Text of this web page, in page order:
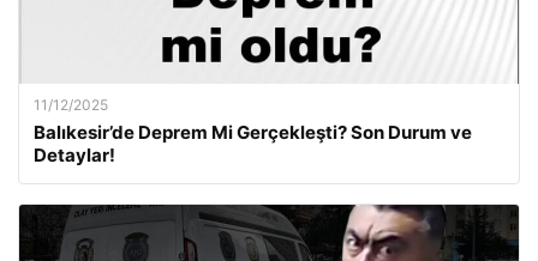
11/12/2025
Balıkesir’de Deprem Mi Gerçekleşti? Son Durum ve
Detaylar!